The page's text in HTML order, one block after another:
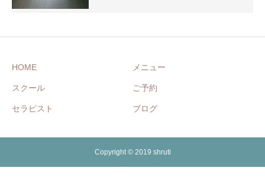
HOME メニュー
スクール ご予約
セラピスト ブログ
Copyright © 2019 shruti